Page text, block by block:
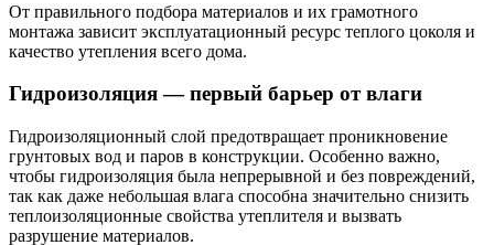
От правильного подбора материалов и их грамотного
монтажа зависит эксплуатационный ресурс теплого цоколя и
качество утепления всего дома.
Гидроизоляция — первый барьер от влаги
Гидроизоляционный слой предотвращает проникновение
грунтовых вод и паров в конструкции. Особенно важно,
чтобы гидроизоляция была непрерывной и без повреждений,
так как даже небольшая влага способна значительно снизить
теплоизоляционные свойства утеплителя и вызвать
разрушение материалов.